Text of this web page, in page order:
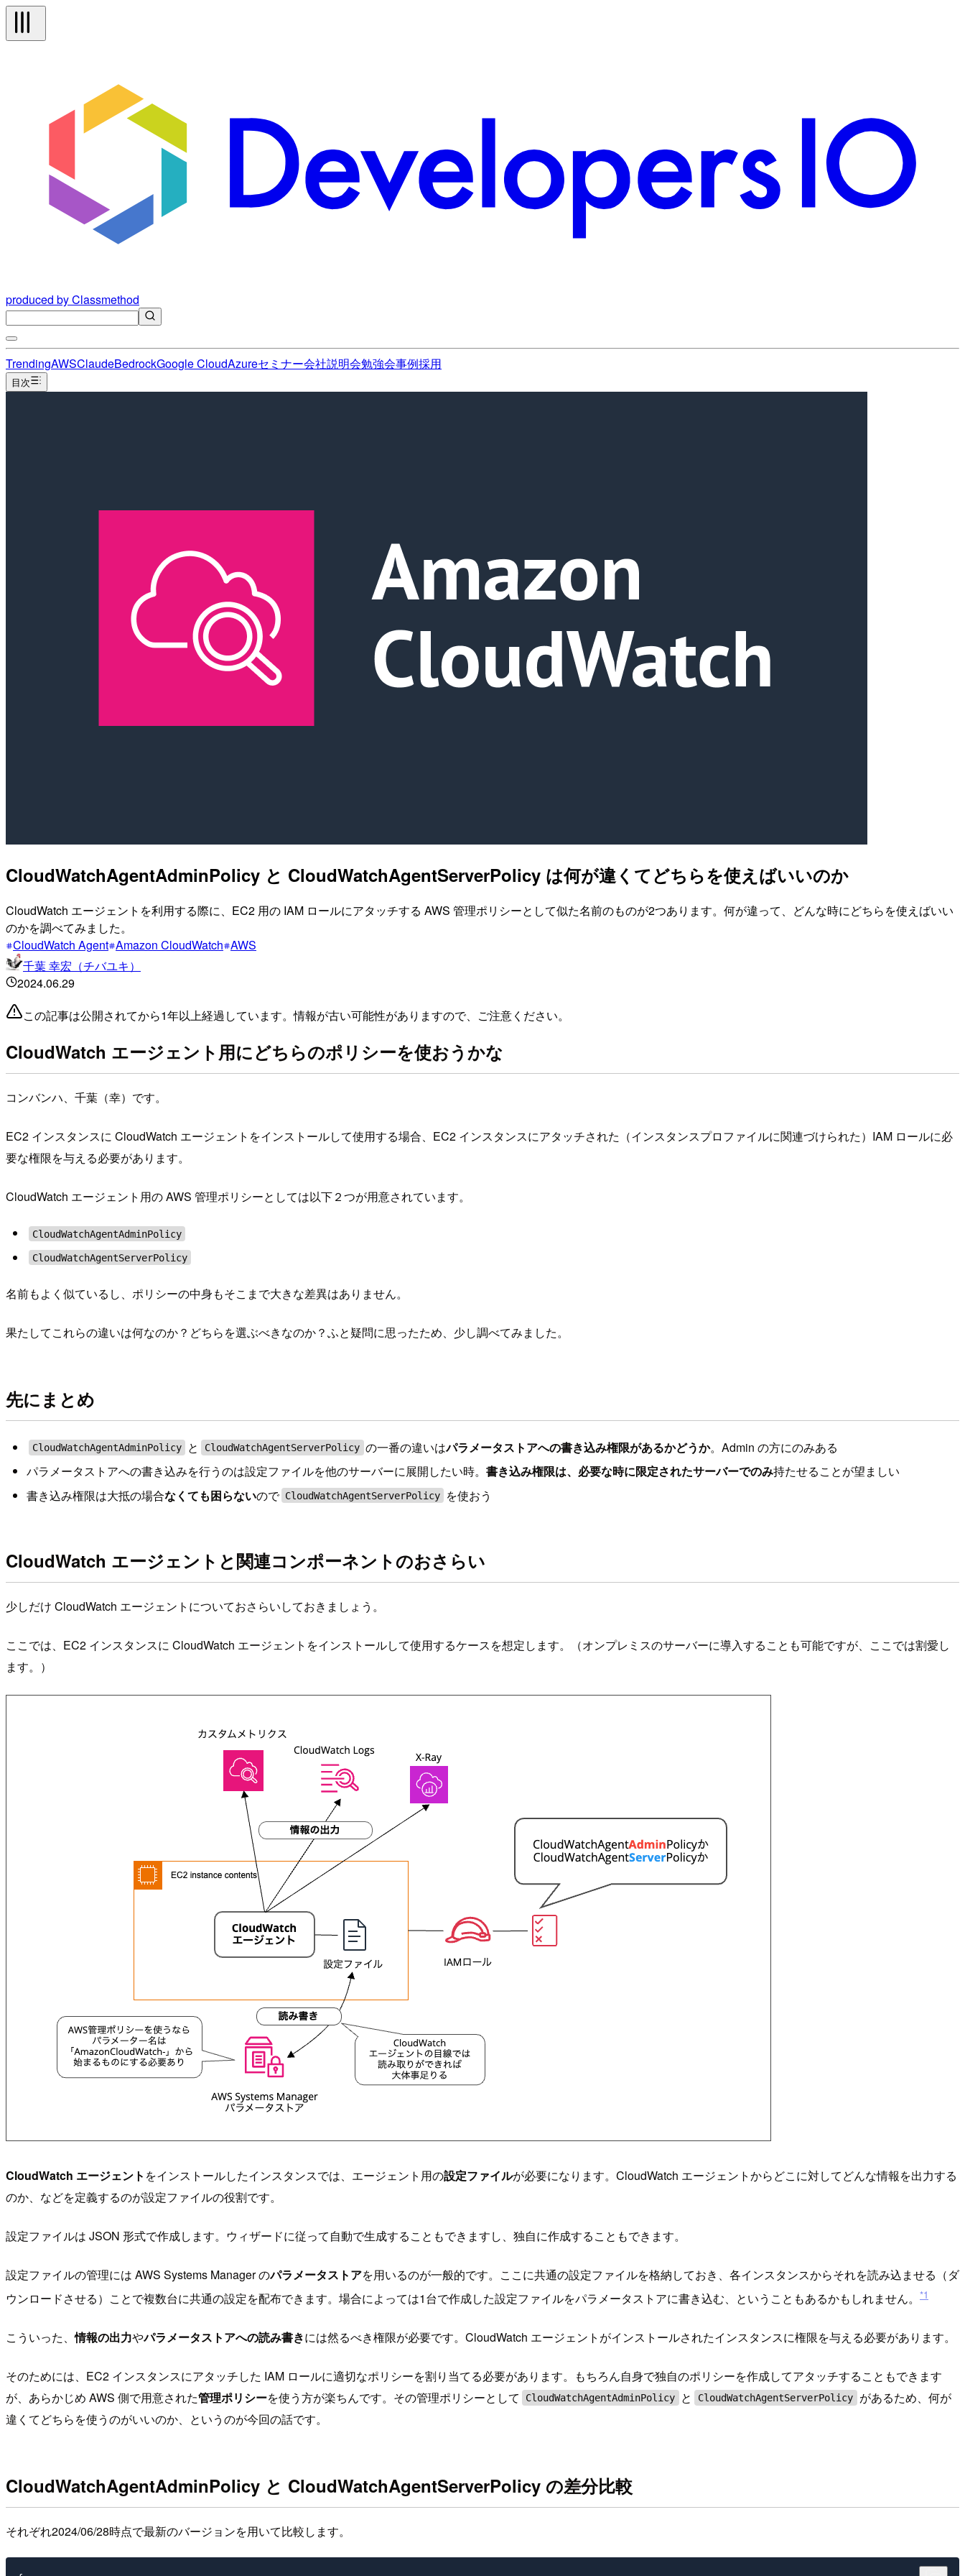
produced by Classmethod
TrendingAWSClaudeBedrockGoogle CloudAzureセミナー会社説明会勉強会事例採用
目次
CloudWatchAgentAdminPolicy と CloudWatchAgentServerPolicy は何が違くてどちらを使えばいいのか
CloudWatch エージェントを利用する際に、EC2 用の IAM ロールにアタッチする AWS 管理ポリシーとして似た名前のものが2つあります。何が違って、どんな時にどちらを使えばいい
のかを調べてみました。
CloudWatch Agent Amazon CloudWatch AWS
千葉 幸宏（チバユキ）
2024.06.29
この記事は公開されてから1年以上経過しています。情報が古い可能性がありますので、ご注意ください。
CloudWatch エージェント用にどちらのポリシーを使おうかな
コンバンハ、千葉（幸）です。
EC2 インスタンスに CloudWatch エージェントをインストールして使用する場合、EC2 インスタンスにアタッチされた（インスタンスプロファイルに関連づけられた）IAM ロールに必
要な権限を与える必要があります。
CloudWatch エージェント用の AWS 管理ポリシーとしては以下２つが用意されています。
CloudWatchAgentAdminPolicy
CloudWatchAgentServerPolicy
名前もよく似ているし、ポリシーの中身もそこまで大きな差異はありません。
果たしてこれらの違いは何なのか？どちらを選ぶべきなのか？ふと疑問に思ったため、少し調べてみました。
先にまとめ
CloudWatchAgentAdminPolicy と CloudWatchAgentServerPolicy の一番の違いはパラメータストアへの書き込み権限があるかどうか。Admin の方にのみある
パラメータストアへの書き込みを行うのは設定ファイルを他のサーバーに展開したい時。 書き込み権限は、必要な時に限定されたサーバーでのみ持たせることが望ましい
書き込み権限は大抵の場合なくても困らないので CloudWatchAgentServerPolicy を使おう
CloudWatch エージェントと関連コンポーネントのおさらい
少しだけ CloudWatch エージェントについておさらいしておきましょう。
ここでは、EC2 インスタンスに CloudWatch エージェントをインストールして使用するケースを想定します。（オンプレミスのサーバーに導入することも可能ですが、ここでは割愛し
ます。）
CloudWatch エージェント をインストールしたインスタンスでは、エージェント用の設定ファイルが必要になります。CloudWatch エージェントからどこに対してどんな情報を出力する
のか、などを定義するのが設定ファイルの役割です。
設定ファイルは JSON 形式で作成します。ウィザードに従って自動で生成することもできますし、独自に作成することもできます。
設定ファイルの管理には AWS Systems Manager のパラメータストアを用いるのが一般的です。ここに共通の設定ファイルを格納しておき、各インスタンスからそれを読み込ませる（ダ
ウンロードさせる）ことで複数台に共通の設定を配布できます。場合によっては1台で作成した設定ファイルをパラメータストアに書き込む、ということもあるかもしれません。 *1
こういった、情報の出力やパラメータストアへの読み書きには然るべき権限が必要です。CloudWatch エージェントがインストールされたインスタンスに権限を与える必要があります。
そのためには、EC2 インスタンスにアタッチした IAM ロールに適切なポリシーを割り当てる必要があります。もちろん自身で独自のポリシーを作成してアタッチすることもできます
が、あらかじめ AWS 側で用意された管理ポリシーを使う方が楽ちんです。その管理ポリシーとして CloudWatchAgentAdminPolicy と CloudWatchAgentServerPolicy
があるため、何が
違くてどちらを使うのがいいのか、というのが今回の話です。
CloudWatchAgentAdminPolicy と CloudWatchAgentServerPolicy の差分比較
それぞれ2024/06/28時点で最新のバージョンを用いて比較します。